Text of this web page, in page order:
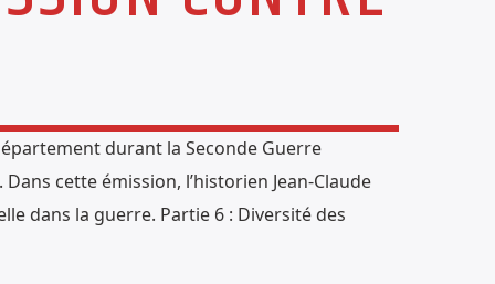
durant la Seconde Guerre
cette émission, l’historien Jean-Claude
dans la guerre. Partie 6 : Diversité des